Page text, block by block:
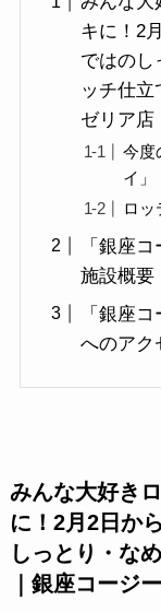
キに！2
ではのし
ッチ仕
ゼリア店
今度
イ」
ロッ
「銀座
施設概要
「銀座
へのアク
みんな大好き
に！2月2日か
しっとり・な
｜銀座コージ